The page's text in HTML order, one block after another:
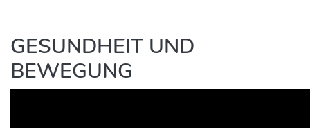
GESUNDHEIT UND
BEWEGUNG